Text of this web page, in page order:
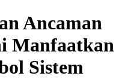
Ancaman
Manfaatkan
Sistem